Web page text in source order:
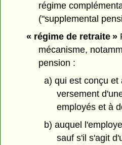
régime
("supplemental
« régime de retraite »
mécanisme,
pension :
a) qui est conçu et
versement
employés et à
b) auquel
sauf s'il s'agit